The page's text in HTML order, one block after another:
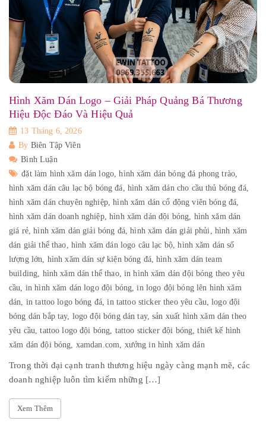
Hình Xăm Dán Logo – Giải Pháp Quảng Bá Thương
Hiệu Độc Đáo Và Hiệu Quả
13 Tháng 6, 2026
By Biên Tập Viên
Bình Luận
đặt làm hình xăm dán logo,hình xăm dán bóng đá phong trào,
hình xăm dán câu lạc bộ bóng đá, hình xăm dán cho cầu thủ bóng đá,
hình xăm dán chuyên nghiệp,hình xăm dán cổ động viên bóng đá,
hình xăm dán doanh nghiệp,hình xăm dán đội bóng, hình xăm dán
giá rẻ,hình xăm dán giải bóng đá,hình xăm dán giải phủi, hình xăm
dán giải thể thao, hình xăm dán logo câu lạc bộ,hình xăm dán số
lượng lớn, hình xăm dán sự kiện bóng đá,hình xăm dán team
building, hình xăm dán thể thao, in hình xăm dán đội bóng theo yêu
cầu, in hình xăm dán logo đội bóng,in logo đội bóng lên hình xăm
dán, in tattoo logo bóng đá,in tattoo sticker theo yêu cầu,logo đội
bóng dán bắp tay, logo đội bóng dán tay,sản xuất hình xăm dán theo
yêu cầu,tattoo logo đội bóng, tattoo sticker đội bóng,thiết kế hình
xăm dán đội bóng, xamdan.com, xưởng in hình xăm dán
Trong thời đại cạnh tranh thương hiệu ngày càng mạnh mẽ, các
doanh nghiệp luôn tìm kiếm những […]
Xem Thêm